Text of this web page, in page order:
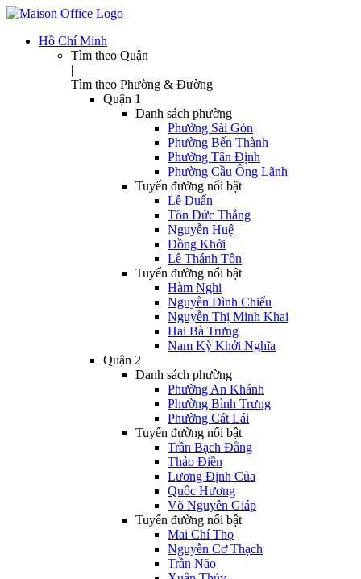
Hồ Chí Minh
Tìm theo Quận
|
Tìm theo Phường & Đường
Quận 1
Danh sách phường
Phường Sài Gòn
Phường Bến Thành
Phường Tân Định
Phường Cầu Ông Lãnh
Tuyến đường nổi bật
Lê Duẩn
Tôn Đức Thắng
Nguyễn Huệ
Đồng Khởi
Lê Thánh Tôn
Tuyến đường nổi bật
Hàm Nghi
Nguyễn Đình Chiểu
Nguyễn Thị Minh Khai
Hai Bà Trưng
Nam Kỳ Khởi Nghĩa
Quận 2
Danh sách phường
Phường An Khánh
Phường Bình Trưng
Phường Cát Lái
Tuyến đường nổi bật
Trần Bạch Đằng
Thảo Điền
Lương Định Của
Quốc Hương
Võ Nguyên Giáp
Tuyến đường nổi bật
Mai Chí Thọ
Nguyễn Cơ Thạch
Trần Não